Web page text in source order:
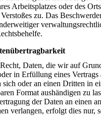
Arbeitsplatzes oder des
zu. Das
Recht, Daten, die wir auf
in Erfüllung eines Vertrags
sich oder an einen Dritten in
Format aushändigen zu
der Daten an einen
verlangen, erfolgt dies nur,